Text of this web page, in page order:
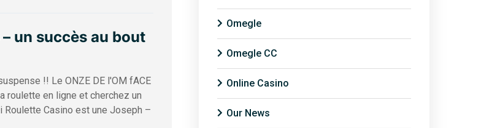
un succès au bout
!! Le ONZE DE l'OM fACE
roulette en ligne et cherchez un
Casino est une Joseph –
Omegle
Omegle CC
Online Casino
Our News